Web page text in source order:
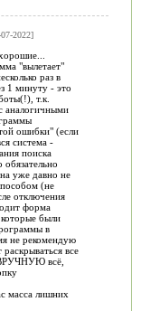
2022]
"вылетает"
раз в
1 минуту - это
т.к.
аналогичными
ошибки" (если
система -
поиска
уже давно не
(не
отключения
форма
были
в
не рекомендую
все
ВРУЧНУЮ всё,
масса лишних